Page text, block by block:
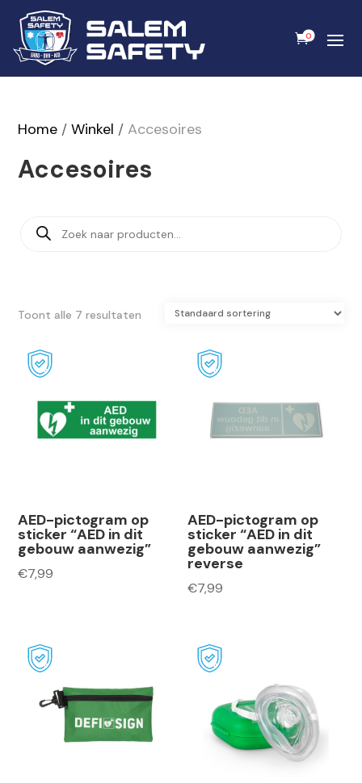
0
Home /Winkel /Accesoires
Accesoires
Producten
zoeken
Toont alle 7 resultaten
AED-pictogram op
sticker “AED in dit
gebouw aanwezig”
€7,99
AED-pictogram op
sticker “AED in dit
gebouw aanwezig”
reverse
€7,99